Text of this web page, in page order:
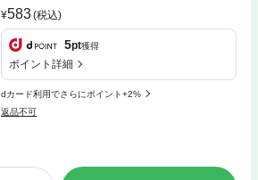
583(税込)
5pt獲得
ポイント詳細
dカード利用でさらにポイント+2%
返品不可